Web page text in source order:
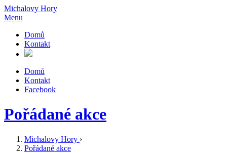
Michalovy Hory
Menu
Domů
Kontakt
Domů
Kontakt
Facebook
Pořádané akce
Michalovy Hory ›
Pořádané akce